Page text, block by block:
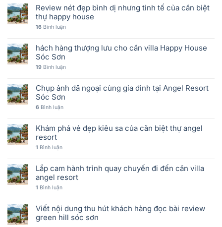
Review nét đẹp bình dị nhưng tinh tế của căn biệt
thự happy house
16 Bình luận
hách hàng thượng lưu cho căn villa Happy House
Sóc Sơn
19 Bình luận
Chụp ảnh dã ngoại cùng gia đình tại Angel Resort
Sóc Sơn
6 Bình luận
Khám phá vẻ đẹp kiêu sa của căn biệt thự angel
resort
1 Bình luận
Lắp cam hành trình quay chuyến đi đến căn villa
angel resort
1 Bình luận
Viết nội dung thu hút khách hàng đọc bài review
green hill sóc sơn